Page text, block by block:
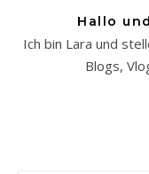
Hallo
Ich bin Lara und
Blogs,